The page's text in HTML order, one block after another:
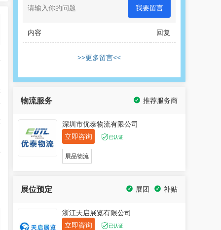
我要留言
内容 回复
>>更多留言<<
物流服务 推荐服务商
深圳市优泰物流有限公司
立即咨询
已认证
展品物流
展位预定 补贴
展团
浙江天启展览有限公司
立即咨询
已认证